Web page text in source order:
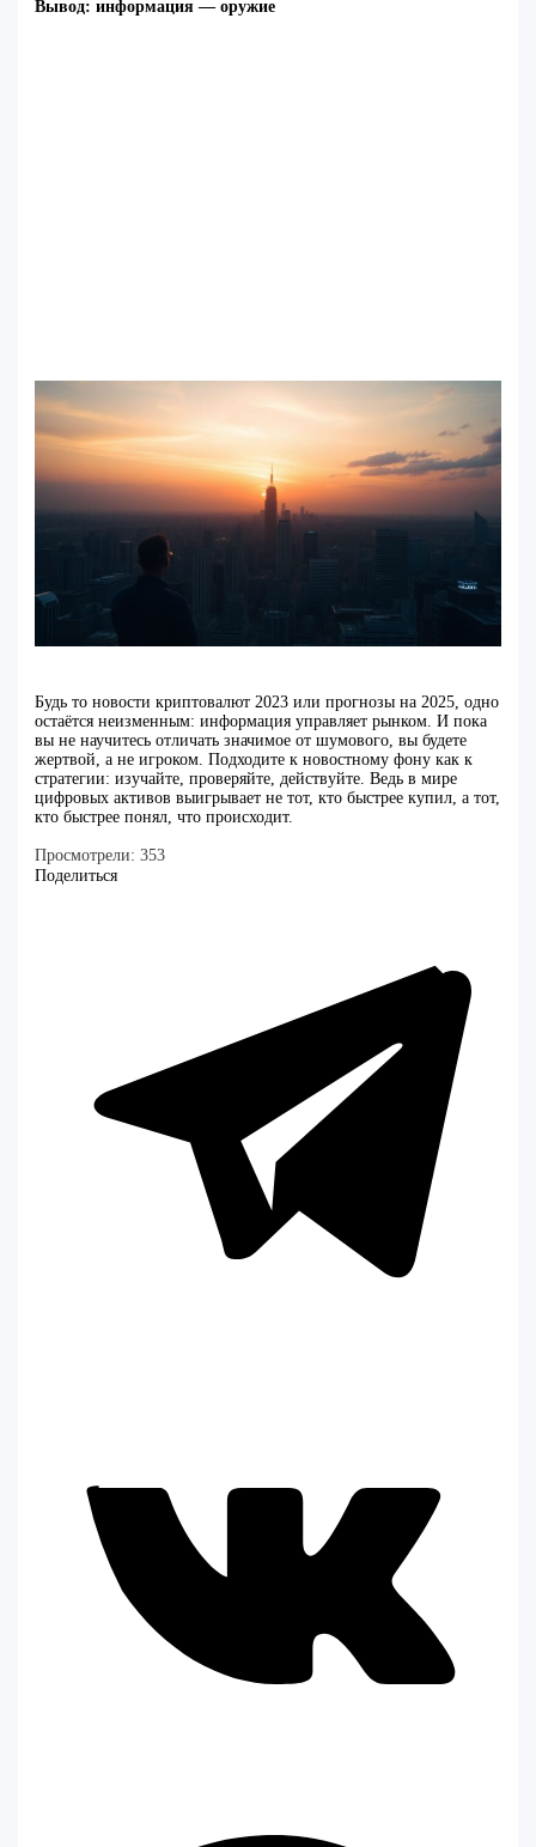
Вывод: информация — оружие
Будь то новости криптовалют 2023 или прогнозы на 2025, одно
остаётся неизменным: информация управляет рынком. И пока
вы не научитесь отличать значимое от шумового, вы будете
жертвой, а не игроком. Подходите к новостному фону как к
стратегии: изучайте, проверяйте, действуйте. Ведь в мире
цифровых активов выигрывает не тот, кто быстрее купил, а тот,
кто быстрее понял, что происходит.
Просмотрели: 353
Поделиться